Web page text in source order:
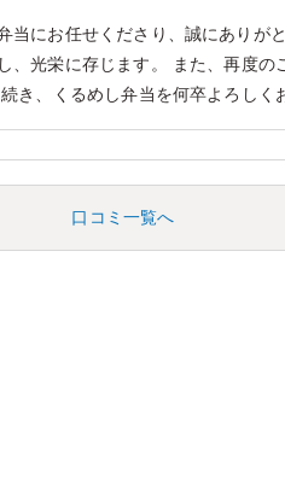
当にお任せくださり、誠にありが
、光栄に存じます。 また、再度の
き、くるめし弁当を何卒よろしく
口コミ一覧へ